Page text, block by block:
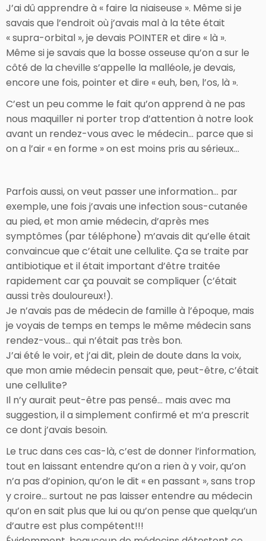
J’ai dû apprendre à « faire la niaiseuse ». Même si je
savais que l’endroit où j’avais mal à la tête était
« supra-orbital », je devais POINTER et dire « là ».
Même si je savais que la bosse osseuse qu’on a sur le
côté de la cheville s’appelle la malléole, je devais,
encore une fois, pointer et dire « euh, ben, l’os, là ».
C’est un peu comme le fait qu’on apprend à ne pas
nous maquiller ni porter trop d’attention à notre look
avant un rendez-vous avec le médecin… parce que si
on a l’air « en forme » on est moins pris au sérieux…
Parfois aussi, on veut passer une information… par
exemple, une fois j’avais une infection sous-cutanée
au pied, et mon amie médecin, d’après mes
symptômes (par téléphone) m’avais dit qu’elle était
convaincue que c’était une cellulite. Ça se traite par
antibiotique et il était important d’être traitée
rapidement car ça pouvait se compliquer (c’était
aussi très douloureux!).
Je n’avais pas de médecin de famille à l’époque, mais
je voyais de temps en temps le même médecin sans
rendez-vous… qui n’était pas très bon.
J’ai été le voir, et j’ai dit, plein de doute dans la voix,
que mon amie médecin pensait que, peut-être, c’était
une cellulite?
Il n’y aurait peut-être pas pensé… mais avec ma
suggestion, il a simplement confirmé et m’a prescrit
ce dont j’avais besoin.
Le truc dans ces cas-là, c’est de donner l’information,
tout en laissant entendre qu’on a rien à y voir, qu’on
n’a pas d’opinion, qu’on le dit « en passant », sans trop
y croire… surtout ne pas laisser entendre au médecin
qu’on en sait plus que lui ou qu’on pense que quelqu’un
d’autre est plus compétent!!!